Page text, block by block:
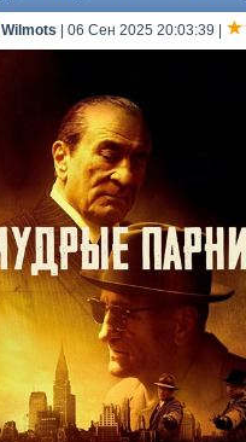
Wilmots | 06 Сен 2025 20:03:39